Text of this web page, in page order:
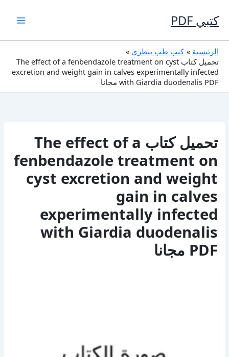
إلى
المحتوى
كتبي PDF
الرئيسية
كتب طب بيطرى
تحميل كتاب The effect of a fenbendazole treatment on cyst
excretion and weight gain in calves experimentally infected
with Giardia duodenalis PDF مجانا
تحميل كتاب The effect of a
fenbendazole treatment on
cyst excretion and weight
gain in calves
experimentally infected
with Giardia duodenalis
PDF مجانا